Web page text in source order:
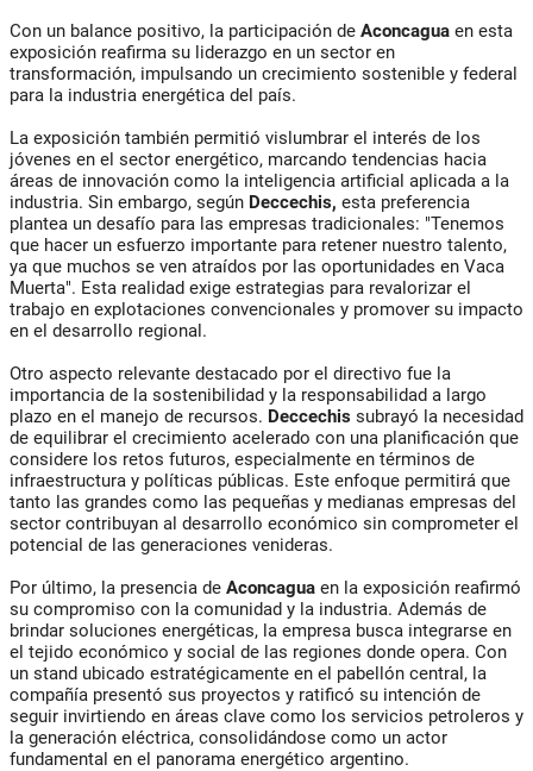
Con un balance positivo, la participación de Aconcagua en esta
exposición reafirma su liderazgo en un sector en
transformación, impulsando un crecimiento sostenible y federal
para la industria energética del país.
La exposición también permitió vislumbrar el interés de los
jóvenes en el sector energético, marcando tendencias hacia
áreas de innovación como la inteligencia artificial aplicada a la
industria. Sin embargo, según Deccechis, esta preferencia
plantea un desafío para las empresas tradicionales: "Tenemos
que hacer un esfuerzo importante para retener nuestro talento,
ya que muchos se ven atraídos por las oportunidades en Vaca
Muerta". Esta realidad exige estrategias para revalorizar el
trabajo en explotaciones convencionales y promover su impacto
en el desarrollo regional.
Otro aspecto relevante destacado por el directivo fue la
importancia de la sostenibilidad y la responsabilidad a largo
plazo en el manejo de recursos. Deccechis subrayó la necesidad
de equilibrar el crecimiento acelerado con una planificación que
considere los retos futuros, especialmente en términos de
infraestructura y políticas públicas. Este enfoque permitirá que
tanto las grandes como las pequeñas y medianas empresas del
sector contribuyan al desarrollo económico sin comprometer el
potencial de las generaciones venideras.
Por último, la presencia de Aconcagua en la exposición reafirmó
su compromiso con la comunidad y la industria. Además de
brindar soluciones energéticas, la empresa busca integrarse en
el tejido económico y social de las regiones donde opera. Con
un stand ubicado estratégicamente en el pabellón central, la
compañía presentó sus proyectos y ratificó su intención de
seguir invirtiendo en áreas clave como los servicios petroleros y
la generación eléctrica, consolidándose como un actor
fundamental en el panorama energético argentino.